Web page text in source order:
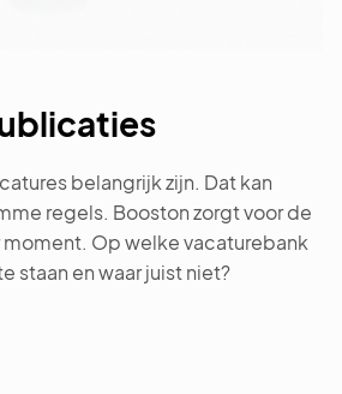
belangrijk zijn. Dat kan
regels. Booston zorgt voor de
Op welke vacaturebank
staan en waar juist niet?